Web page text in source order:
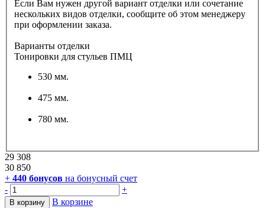
Если Вам нужен другой вариант отделки или сочетание
нескольких видов отделки, сообщите об этом менеджеру
при оформлении заказа.
Варианты отделки
Тонировки для стульев ПМЦ
530 мм.
475 мм.
780 мм.
29 308
30 850
+ 440 бонусов на бонусный счет
-
+
В корзину
В корзине